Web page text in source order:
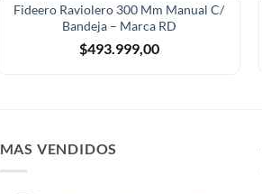
Fideero Raviolero 300 Mm Manual C/
Bandeja – Marca RD
$493.999,00
MAS VENDIDOS